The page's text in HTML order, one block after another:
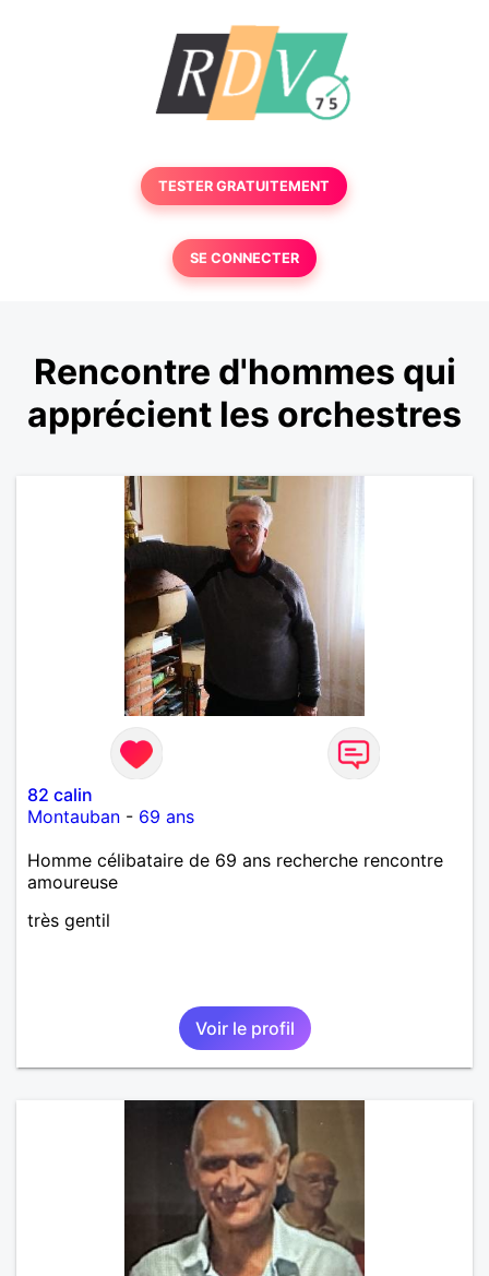
TESTER GRATUITEMENT
SE CONNECTER
Rencontre d'hommes qui
apprécient les orchestres
82 calin
Montauban - 69 ans
Homme célibataire de 69 ans recherche rencontre
amoureuse
très gentil
Voir le profil